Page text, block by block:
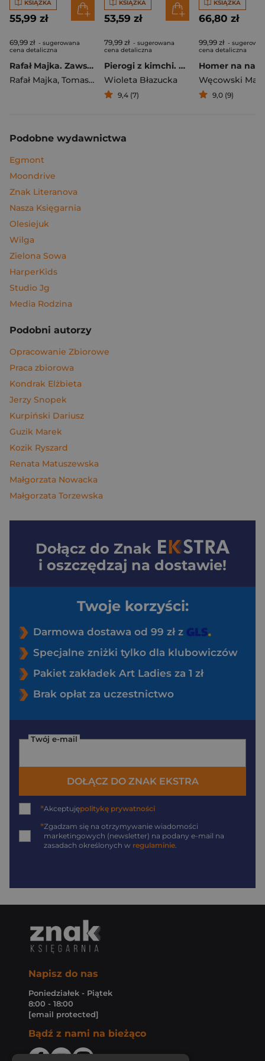
KSIĄŻKA
55,99 zł
69,99 zł - sugerowana
cena detaliczna
Rafał Majka. Zawsze z przodu. Rozmawia Tomasz Kalemba - książka z autografem
Rafał Majka, Tomasz Kalemba
KSIĄŻKA
53,59 zł
79,99 zł - sugerowana
cena detaliczna
Pierogi z kimchi. Moje ulubione azjatyckie przepisy
Wioleta Błazucka
9,4 (7)
KSIĄŻKA
66,80 zł
99,99 zł -
cena detaliczna
Węcowski
9,0 (9)
Podobne wydawnictwa
Egmont
Moondrive
Znak Literanova
Nasza Księgarnia
Olesiejuk
Wilga
Zielona Sowa
HarperKids
Studio Jg
Media Rodzina
Podobni autorzy
Opracowanie Zbiorowe
Praca zbiorowa
Kondrak Elżbieta
Jerzy Snopek
Kurpiński Dariusz
Guzik Marek
Kozik Ryszard
Renata Matuszewska
Małgorzata Nowacka
Małgorzata Torzewska
Dołącz do Znak
i oszczędzaj na dostawie!
Twoje korzyści:
Darmowa dostawa od 99 zł z
Specjalne zniżki tylko dla klubowiczów
Pakiet zakładek Art Ladies za 1 zł
Brak opłat za uczestnictwo
Twój e-mail
DOŁĄCZ DO ZNAK EKSTRA
*Akceptujępolitykę prywatności
*Zgadzam się na otrzymywanie wiadomości
marketingowych (newsletter) na podany e-mail na
zasadach określonych w regulaminie.
Napisz do nas
Poniedziałek - Piątek
8:00 - 18:00
[email protected]
Bądź z nami na bieżąco